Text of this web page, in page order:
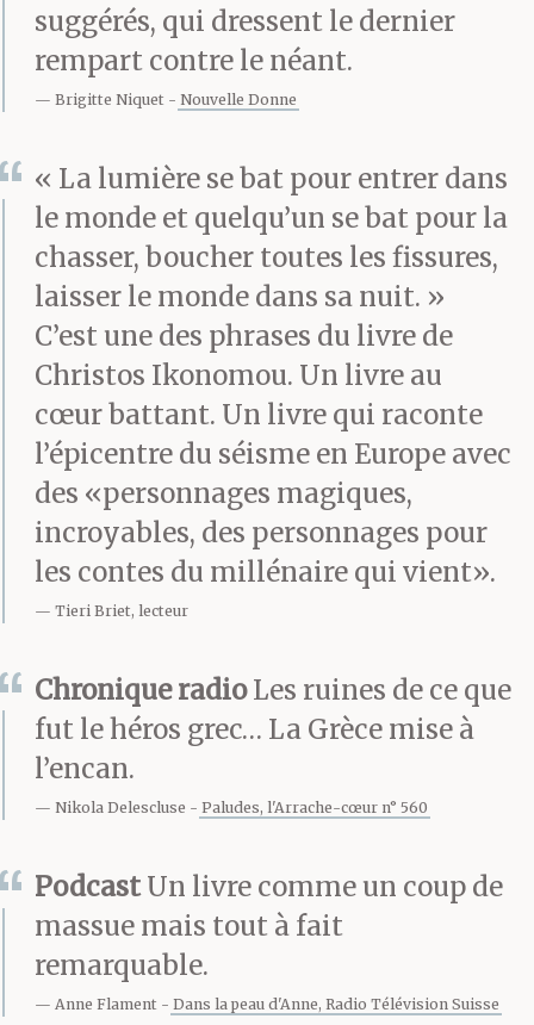
Il marchait depuis midi
dans les rues, le soir
marchait toujours.
Nìkea Neàpoli
Korydallos Nìkea
Neàpoli Korydallos — il
tournait en rond
comme une bête en
cage comme ce loup
qu’il avait vu un jour
dans son enfance
barreaux dans un zoo et
après il avait pleuré
toute la nuit de penser à
clou sale et pelé courant
sans arrêt dans sa cage
le regard fou. Il avait
suggérés, qui dressent le dernier
rempart contre le néant.
Brigitte Niquet Nouvelle Donne
« La lumière se bat pour entrer dans
le monde et quelqu’un se bat pour la
chasser, boucher toutes les fissures,
laisser le monde dans sa nuit. »
C’est une des phrases du livre de
Christos Ikonomou. Un livre au
cœur battant. Un livre qui raconte
l’épicentre du séisme en Europe avec
des «personnages magiques,
incroyables, des personnages pour
les contes du millénaire qui vient».
Tieri Briet, lecteur
Chronique radioLes ruines de ce que
fut le héros grec… La Grèce mise à
l’encan.
Nikola Delescluse Paludes, l'Arrache-cœur n° 560
PodcastUn livre comme un coup de
massue mais tout à fait
remarquable.
Anne Flament Dans la peau d'Anne, Radio Télévision Suisse